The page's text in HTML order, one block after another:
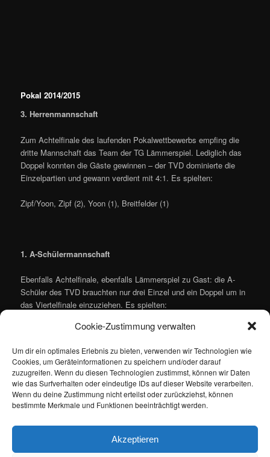
Cookie-Zustimmung verwalten
Um dir ein optimales Erlebnis zu bieten, verwenden wir Technologien wie
Cookies, um Geräteinformationen zu speichern und/oder darauf
zuzugreifen. Wenn du diesen Technologien zustimmst, können wir Daten
wie das Surfverhalten oder eindeutige IDs auf dieser Website verarbeiten.
Wenn du deine Zustimmung nicht erteilst oder zurückziehst, können
bestimmte Merkmale und Funktionen beeinträchtigt werden.
Akzeptieren
Pokal 2014/2015
3. Herrenmannschaft
Zum Achtelfinale des laufenden Pokalwettbewerbs empfing die
dritte Mannschaft das Team der TG Lämmerspiel. Lediglich das
Doppel konnten die Gäste gewinnen – der TVD dominierte die
Einzelpartien und gewann verdient mit 4:1. Es spielten:
Zipf/Yoon, Zipf (2), Yoon (1), Breitfelder (1)
1. A-Schülermannschaft
Ebenfalls Achtelfinale, ebenfalls Lämmerspiel zu Gast: die A-
Schüler des TVD brauchten nur drei Einzel und ein Doppel um in
das Viertelfinale einzuziehen. Es spielten:
Weiland/Eckert (1), Weiland (1), Eckert (1), Kunovic (1)
(ms)
veröffentlicht. Setze ein Lesezeichen für den
Permalink.